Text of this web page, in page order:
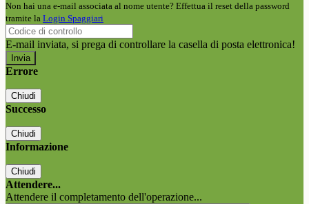
Non hai una e-mail associata al nome utente? Effettua il reset della password
tramite la Login Spaggiari
E-mail inviata, si prega di controllare la casella di posta elettronica!
Errore
Chiudi
Successo
Chiudi
Informazione
Chiudi
Attendere...
Attendere il completamento dell'operazione...